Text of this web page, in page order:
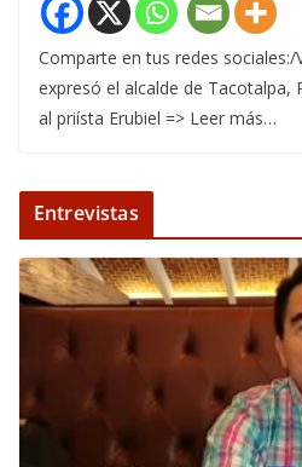
Comparte en tus redes
expresó el alcalde de Tacotalpa,
al priísta Erubiel => Leer más…
Entrevistas